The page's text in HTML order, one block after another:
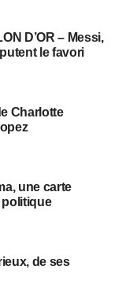
D’OR – Messi,
le favori
Charlotte
une carte
politique
de ses